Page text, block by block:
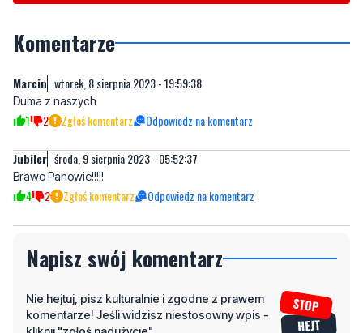
Duma z naszych
Jubiler środa, 9 sierpnia 2023 - 05:52:37
Brawo Panowie!!!!!
Napisz swój komentarz
komentarze! Jeśli widzisz niestosowny wpis -
kliknij "zgłoś nadużycie".
Imię / Podpis